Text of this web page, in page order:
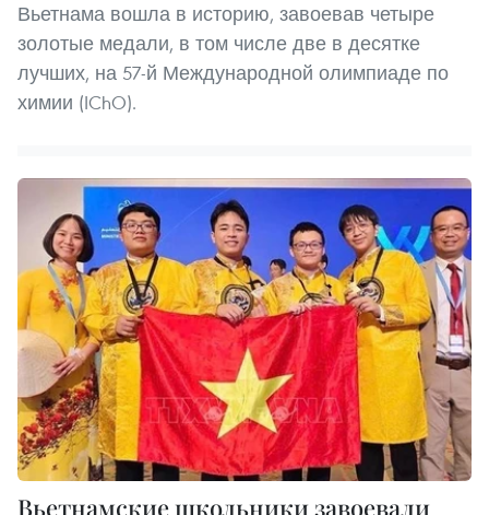
Вьетнама вошла в историю, завоевав четыре
золотые медали, в том числе две в десятке
лучших, на 57-й Международной олимпиаде по
химии (IChO).
Вьетнамские школьники завоевали